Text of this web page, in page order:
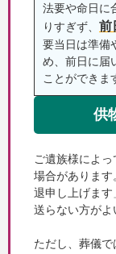
法要や命日に
りすぎず、 前
要当日は準備
め、前日に届
ことができま
供
ご遺族様によ
場合がありま
退申し上げま
送らない方がよ
ただし、葬儀